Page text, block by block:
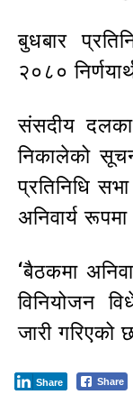
बुधबार
२०८०
संसदीय
निकालेको
प्रतिनिधि
अनिवार्य
‘बैठकमा
विनियोजन
जारी
Share
Share